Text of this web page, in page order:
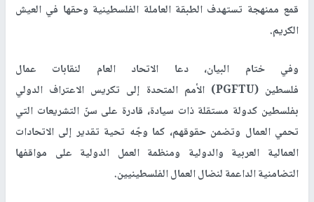
قمع ممنهجة تستهدف الطبقة العاملة الفلسطينية وحقها في العيش
الكريم.
وفي ختام البيان، دعا الاتحاد العام لنقابات عمال
فلسطين (PGFTU) الأمم المتحدة إلى تكريس الاعتراف الدولي
بفلسطين كدولة مستقلة ذات سيادة، قادرة على سنّ التشريعات التي
تحمي العمال وتضمن حقوقهم، كما وجّه تحية تقدير إلى الاتحادات
العمالية العربية والدولية ومنظمة العمل الدولية على مواقفها
التضامنية الداعمة لنضال العمال الفلسطينيين.